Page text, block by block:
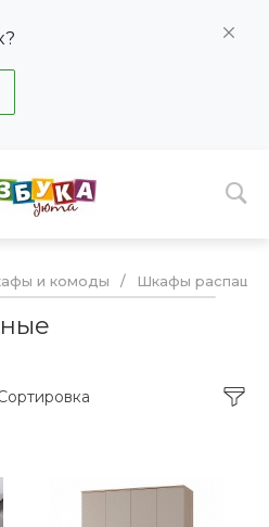
и комоды / Шкафы